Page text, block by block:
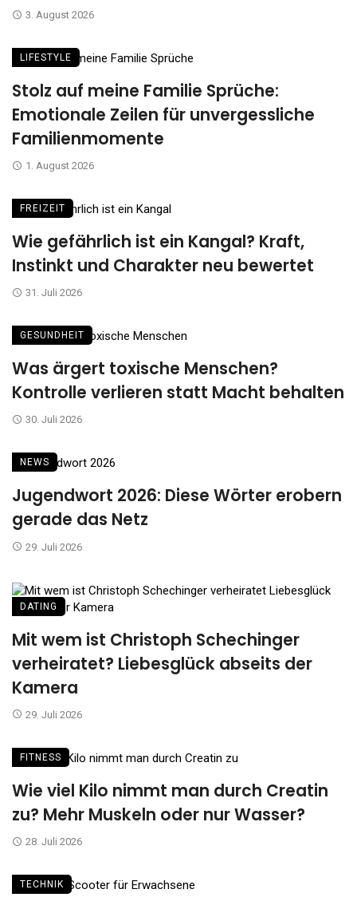
3. August 2026
LIFESTYLE
Stolz auf meine Familie Sprüche:
Emotionale Zeilen für unvergessliche
Familienmomente
1. August 2026
FREIZEIT
Wie gefährlich ist ein Kangal? Kraft,
Instinkt und Charakter neu bewertet
31. Juli 2026
GESUNDHEIT
Was ärgert toxische Menschen?
Kontrolle verlieren statt Macht behalten
30. Juli 2026
NEWS
Jugendwort 2026: Diese Wörter erobern
gerade das Netz
29. Juli 2026
DATING
Mit wem ist Christoph Schechinger
verheiratet? Liebesglück abseits der
Kamera
29. Juli 2026
FITNESS
Wie viel Kilo nimmt man durch Creatin
zu? Mehr Muskeln oder nur Wasser?
28. Juli 2026
TECHNIK